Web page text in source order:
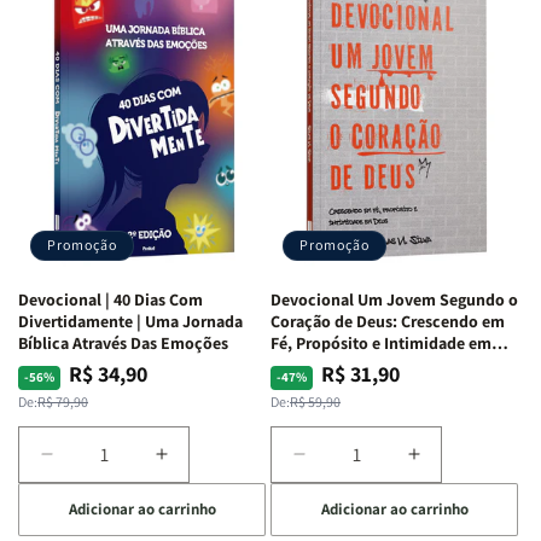
de
Guerra
Isabelle
S.
Alves
de
Guerra
|
Isabelle
S.
Alves
com
Mulheres
da
Bíblia
Equipe
Teológica
Penkal
com
Mulheres
da
Bíblia
|
Equipe
Teológica
Penkal
Promoção
Devocional | 40 Dias Com
Divertidamente | Uma Jornada
Bíblica Através Das Emoções
-56%
Preço
normal
De:R$ 79,90
Preço
promocional
R$ 34,90
Diminuir
a
quantidade
Aumentar
a
quantidade
Adicionar ao carrinho
Promoção
Devocional Um Jovem Segundo o
Coração de Deus: Crescendo em
Fé, Propósito e Intimidade em
Deus
-47%
Preço
normal
De:R$ 59,90
Preço
promocional
R$ 31,90
Diminuir
a
quantidade
Aumentar
a
quantidade
Adicionar ao carrinho